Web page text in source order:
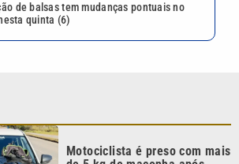
de balsas tem mudanças pontuais no
quinta (6)
Motociclista é preso com mais